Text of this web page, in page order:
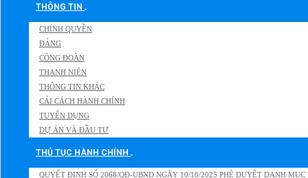
THÔNG TIN
CHÍNH QUYỀN
ĐẢNG
CÔNG ĐOÀN
THANH NIÊN
THÔNG TIN KHÁC
CẢI CÁCH HÀNH CHÍNH
TUYỂN DỤNG
DỰ ÁN VÀ ĐẦU TƯ
THỦ TỤC HÀNH CHÍNH
QUYẾT ĐỊNH SỐ 2068/QĐ-UBND NGÀY 10/10/2025 PHÊ DUYỆT DANH